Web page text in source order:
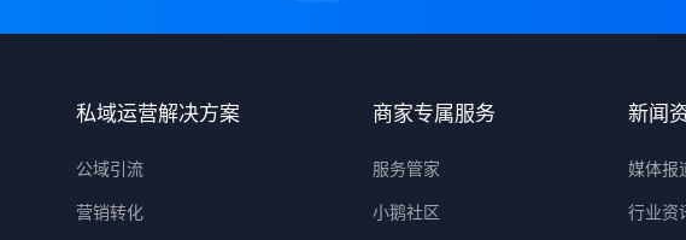
私域运营解决方案
公域引流
营销转化
商家专属服务
服务管家
小鹅社区
新闻
媒体报
行业资